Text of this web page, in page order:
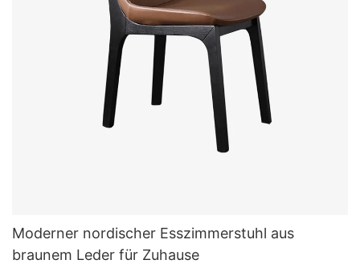
Moderner nordischer Esszimmerstuhl aus
braunem Leder für Zuhause